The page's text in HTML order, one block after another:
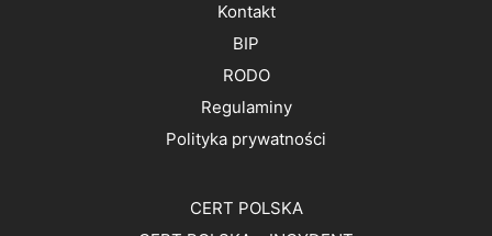
Kontakt
BIP
RODO
Regulaminy
Polityka prywatności
CERT POLSKA